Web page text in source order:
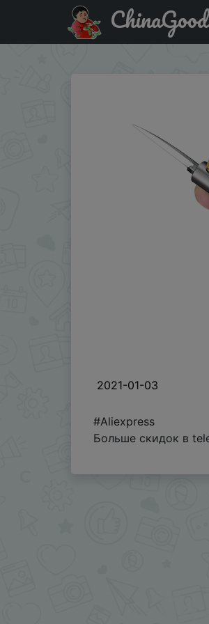
Знижка на Миниатюрный нож из
2021-01-03
#Aliexpress
Больше скидок в